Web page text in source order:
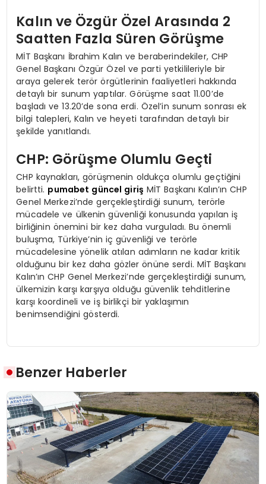
Kalın ve Özgür Özel Arasında 2
Saatten Fazla Süren Görüşme
MİT Başkanı İbrahim Kalın ve beraberindekiler, CHP
Genel Başkanı Özgür Özel ve parti yetkilileriyle bir
araya gelerek terör örgütlerinin faaliyetleri hakkında
detaylı bir sunum yaptılar. Görüşme saat 11.00’de
başladı ve 13.20’de sona erdi. Özel’in sunum sonrası ek
bilgi talepleri, Kalın ve heyeti tarafından detaylı bir
şekilde yanıtlandı.
CHP: Görüşme Olumlu Geçti
CHP kaynakları, görüşmenin oldukça olumlu geçtiğini
belirtti. pumabet güncel giriş MİT Başkanı Kalın’ın CHP
Genel Merkezi’nde gerçekleştirdiği sunum, terörle
mücadele ve ülkenin güvenliği konusunda yapılan iş
birliğinin önemini bir kez daha vurguladı. Bu önemli
buluşma, Türkiye’nin iç güvenliği ve terörle
mücadelesine yönelik atılan adımların ne kadar kritik
olduğunu bir kez daha gözler önüne serdi. MİT Başkanı
Kalın’ın CHP Genel Merkezi’nde gerçekleştirdiği sunum,
ülkemizin karşı karşıya olduğu güvenlik tehditlerine
karşı koordineli ve iş birlikçi bir yaklaşımın
benimsendiğini gösterdi.
Benzer Haberler